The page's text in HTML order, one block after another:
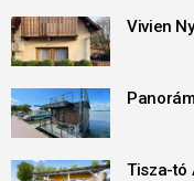
Vivien
Tisza-tó